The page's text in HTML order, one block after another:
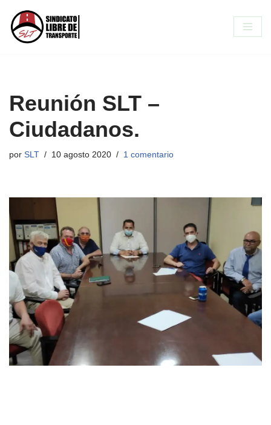
Saltar
Reunión SLT –
Ciudadanos.
por SLT 10 agosto 2020 1 comentario